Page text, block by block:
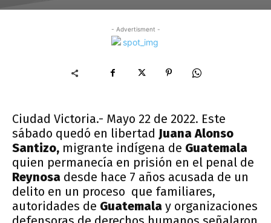
- Advertisment -
Ciudad Victoria.- Mayo 22 de 2022. Este
sábado quedó en libertad Juana Alonso
Santizo, migrante indígena de Guatemala
quien permanecía en prisión en el penal de
Reynosa desde hace 7 años acusada de un
delito en un proceso que familiares,
autoridades de Guatemala y organizaciones